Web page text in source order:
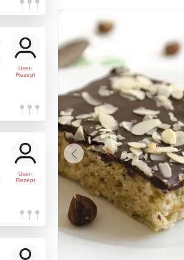
User-
Rezept
User-
Rezept
Previous